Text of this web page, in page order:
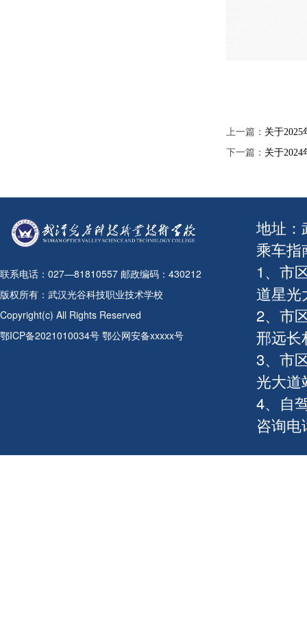
上一篇： 关于
下一篇： 关于
联系电话：027—81810557 邮政编码：430212
版权所有：武汉光谷科技职业技术学校
Copyright(c) All Rights Reserved
鄂ICP备2021010034号 鄂公网安备xxxxx号
地址：
乘车指
1、市
道星光
2、市
邢远长
3、市
光大道
4、自
咨询电